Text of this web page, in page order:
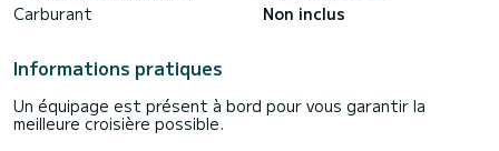
Carburant
Non inclus
Informations pratiques
Un équipage est présent à bord pour vous garantir la
meilleure croisière possible.